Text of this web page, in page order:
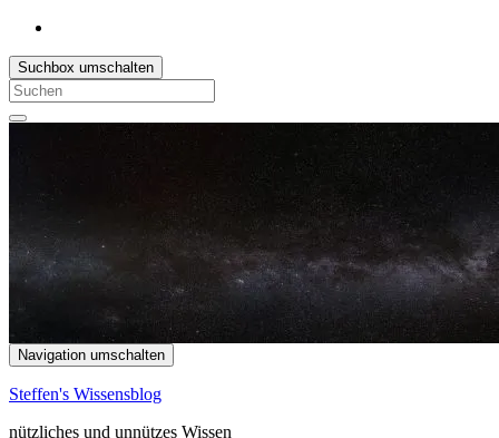
Suchbox umschalten
Search
for:
Navigation umschalten
Steffen's Wissensblog
nützliches und unnützes Wissen